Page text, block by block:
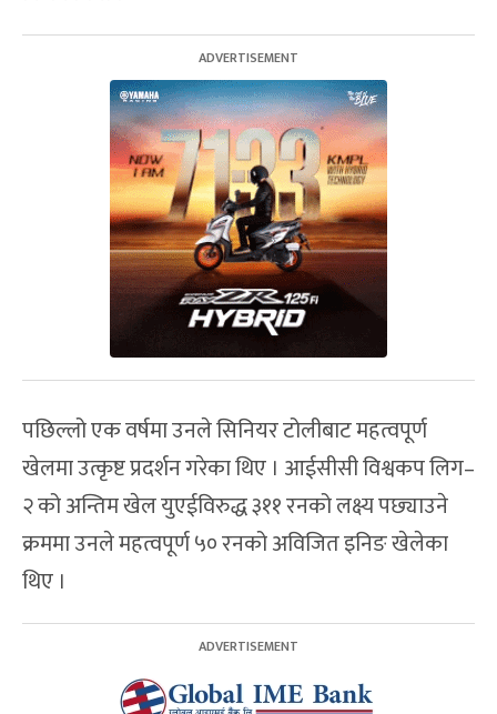
पछिल्लो एक वर्षमा उनले सिनियर टोलीबाट महत्वपूर्ण
खेलमा उत्कृष्ट प्रदर्शन गरेका थिए । आईसीसी विश्वकप लिग–
२ को अन्तिम खेल युएईविरुद्ध ३११ रनको लक्ष्य पछ्याउने
क्रममा उनले महत्वपूर्ण ५० रनको अविजित इनिङ खेलेका
थिए ।